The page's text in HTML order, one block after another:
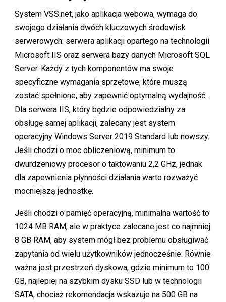
System VSS.net, jako aplikacja webowa, wymaga do
swojego działania dwóch kluczowych środowisk
serwerowych: serwera aplikacji opartego na technologii
Microsoft IIS oraz serwera bazy danych Microsoft SQL
Server. Każdy z tych komponentów ma swoje
specyficzne wymagania sprzętowe, które muszą
zostać spełnione, aby zapewnić optymalną wydajność.
Dla serwera IIS, który będzie odpowiedzialny za
obsługę samej aplikacji, zalecany jest system
operacyjny Windows Server 2019 Standard lub nowszy.
Jeśli chodzi o moc obliczeniową, minimum to
dwurdzeniowy procesor o taktowaniu 2,2 GHz, jednak
dla zapewnienia płynności działania warto rozważyć
mocniejszą jednostkę.
Jeśli chodzi o pamięć operacyjną, minimalna wartość to
1024 MB RAM, ale w praktyce zalecane jest co najmniej
8 GB RAM, aby system mógł bez problemu obsługiwać
zapytania od wielu użytkowników jednocześnie. Równie
ważna jest przestrzeń dyskowa, gdzie minimum to 100
GB, najlepiej na szybkim dysku SSD lub w technologii
SATA, chociaż rekomendacja wskazuje na 500 GB na